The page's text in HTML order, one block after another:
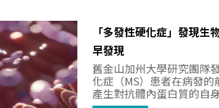
「多發性硬化症」發現
早發現
舊金山加州大學研究團隊
化症（MS）患者在病發的
產生對抗體內蛋白質的自